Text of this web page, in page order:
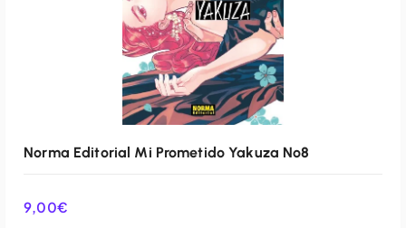
Norma Editorial Mi Prometido Yakuza Nº8
9,00€